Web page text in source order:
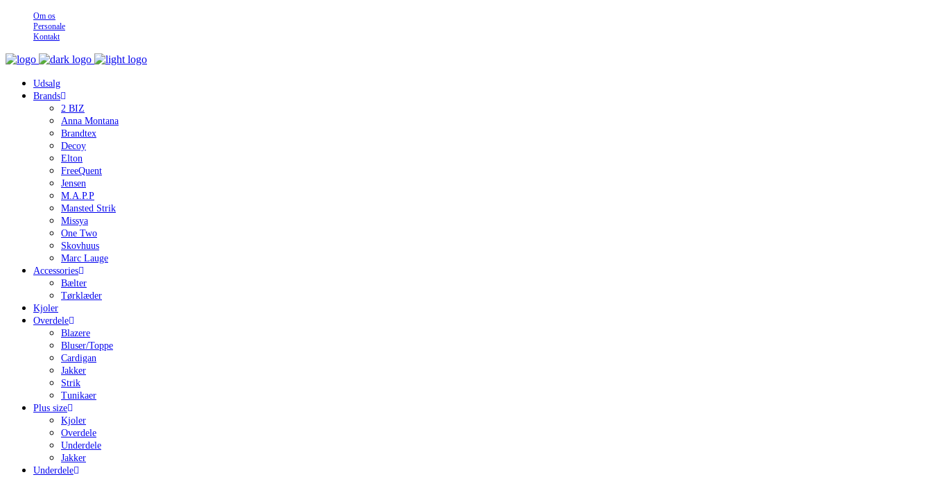
Om os
Personale
Kontakt
Udsalg
Brands
2 BIZ
Anna Montana
Brandtex
Decoy
Elton
FreeQuent
Jensen
M.A.P.P
Mansted Strik
Missya
One Two
Skovhuus
Marc Lauge
Accessories
Bælter
Tørklæder
Kjoler
Overdele
Blazere
Bluser/Toppe
Cardigan
Jakker
Strik
Tunikaer
Plus size
Kjoler
Overdele
Underdele
Jakker
Underdele